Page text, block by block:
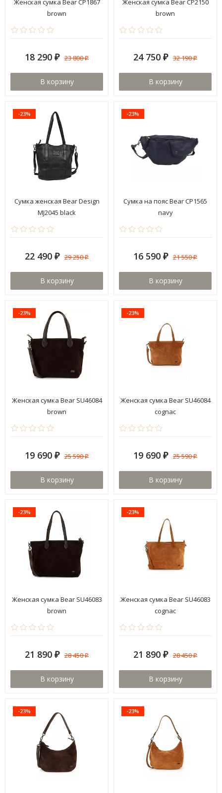
brown
18 290 ₽ 23 800₽
В корзину
brown
24 750 ₽ 32 190₽
В корзину
-23%
Сумка женская Bear Design
MJ2045 black
22 490 ₽ 29 250₽
В корзину
-23%
Сумка на пояс Bear CP1565
navy
16 590 ₽ 21 550₽
В корзину
-23%
Женская сумка Bear SU46084
brown
19 690 ₽ 25 590₽
В корзину
-23%
Женская сумка Bear SU46084
cognac
19 690 ₽ 25 590₽
В корзину
-23%
Женская сумка Bear SU46083
brown
21 890 ₽ 28 450₽
В корзину
-23%
Женская сумка Bear SU46083
cognac
21 890 ₽ 28 450₽
В корзину
-23% -23%